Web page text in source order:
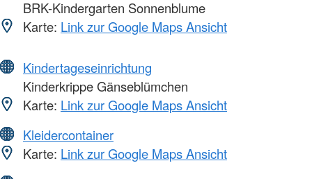
BRK-Kindergarten Sonnenblume
Karte: Link zur Google Maps Ansicht
Kindertageseinrichtung
Kinderkrippe Gänseblümchen
Karte: Link zur Google Maps Ansicht
Kleidercontainer
Karte: Link zur Google Maps Ansicht